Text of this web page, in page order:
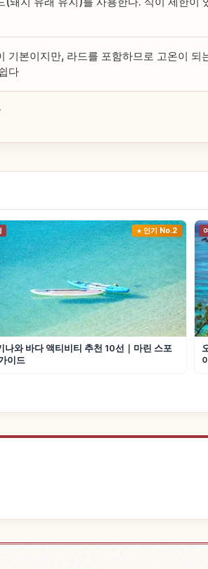
기본이지만, 라드를 포함하므로 고온이
다
인기 No.2
나와 바다 액티비티 추천 10선｜마린 스포
이드